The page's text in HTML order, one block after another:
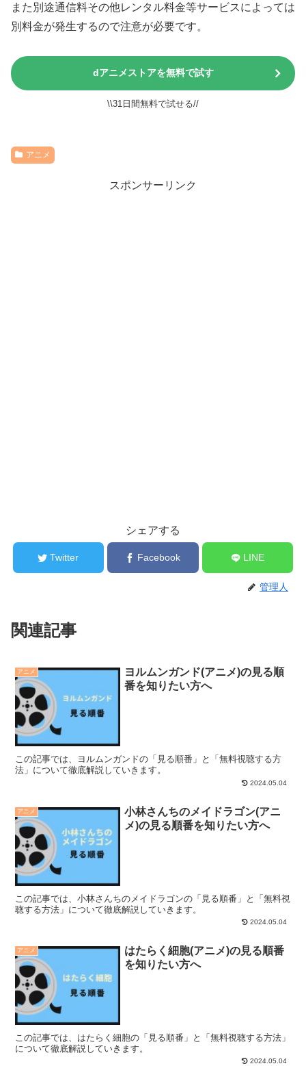
また別途通信料その他レンタル料金等サービスによっては
別料金が発生するので注意が必要です。
dアニメストアを無料で試す
\\31日間無料で試せる//
アニメ
スポンサーリンク
シェアする
Twitter Facebook LINE
管理人
関連記事
アニメ
ヨルムンガンド(アニメ)の見る順
番を知りたい方へ
この記事では、ヨルムンガンドの「見る順番」と「無料視聴する方
法」について徹底解説していきます。
2024.05.04
アニメ
小林さんちのメイドラゴン(アニ
メ)の見る順番を知りたい方へ
この記事では、小林さんちのメイドラゴンの「見る順番」と「無料視
聴する方法」について徹底解説していきます。
2024.05.04
アニメ
はたらく細胞(アニメ)の見る順番
を知りたい方へ
この記事では、はたらく細胞の「見る順番」と「無料視聴する方法」
について徹底解説していきます。
2024.05.04